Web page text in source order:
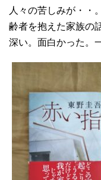
人々の苦しみが・・
齢者を抱えた家族の
深い。面白かった。